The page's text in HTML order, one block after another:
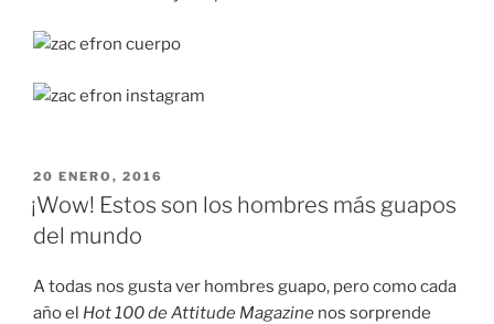
PUBLICADO
EN
20 ENERO, 2016
¡Wow! Estos son los hombres más guapos
del mundo
A todas nos gusta ver hombres guapo, pero como cada
año el Hot 100 de Attitude Magazine nos sorprende